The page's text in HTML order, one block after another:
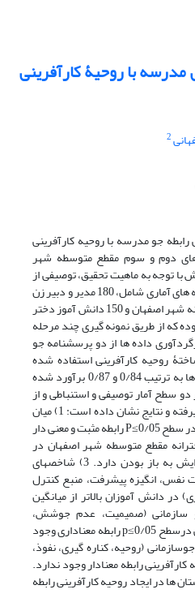
با روحیۀ کارآفرینی
2
جو مدرسه با روحیه کارآفرینی
دوم و سوم مقطع متوسطه شهر
توجه به ماهیت تحقیق، توصیفی از
نوع همبستگی بوده است. نمونه های آماری شامل، 180 مدیر و دبیر زن
شاغل در دبیرستان های دخترانه شهر اصفهان و 150 دانش آموز دختر
که از طریق نمونه گیری چند مرحله
داده ها از دو پرسشنامه جو
روحیه کارآفرینی استفاده شده
است. ضریب پایایی پرسشنامه ها به ترتیب 0/84 و 0/87 برآورد شده
سطح آمار توصیفی و استنباطی و از
طریق نرم افزار SPSS انجام پذیرفته و نتایج نشان داده است: 1) میان
جو سازمانی و روحیه کارآفرینی در سطح 0/05≥P رابطه مثبت و معنی دار
دخترانه مقطع متوسطه شهر اصفهان در
سال تحصیلی 85-84 بیشترگرایش به باز بودن دارد. 3) شاخصهای
نفس، انگیزه پیشرفت، منبع کنترل
در دانش آموزان بالاتر از میانگین
جو سازمانی (صمیمیت، عدم جوشش،
بازدارندگی) با روحیه کارآفرینی درسطح 0/05≥p رابطه معناداری وجود
(روحیه، کناره گیری، نفوذ،
کارآفرینی رابطه معنادار وجود ندارد.
ها در ایجاد روحیه کارآفرینی رابطه